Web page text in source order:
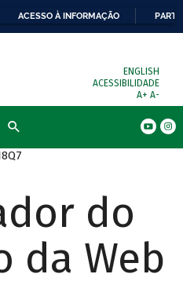
ACESSO À INFORMAÇÃO
ENGLISH
ACESSIBILIDADE
A+ A-
do
da Web